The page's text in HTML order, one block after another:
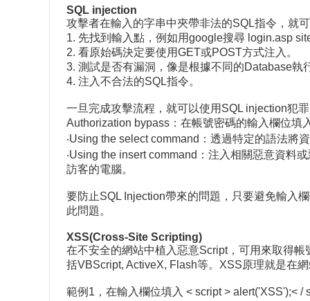
SQL injection
攻擊者在輸入的字串中夾帶非法的SQL指令，就
1. 先找到輸入點，例如用google搜尋 login.asp
2. 看原始碼決定要使用GET或POST方式注入。
3. 測試是否有漏洞，像是根據不同的Database執
4. 注入不合法的SQL指令。
一旦完成攻擊流程，就可以使用SQL injection犯
Authorization bypass：在帳號密碼的輸入欄位填
‧Using the select command：透過特定的語法將
‧Using the insert command：注入相關惡意資料
訪客的電腦。
要防止SQL Injection帶來的問題，只要避免輸入
此問題。
XSS(Cross-Site Scripting)
在不安全的網站中植入惡意Script，可用來取得
括VBScript, ActiveX, Flash等。XSS原理就是在
範例1，在輸入欄位填入 < script > alert('XSS');< /